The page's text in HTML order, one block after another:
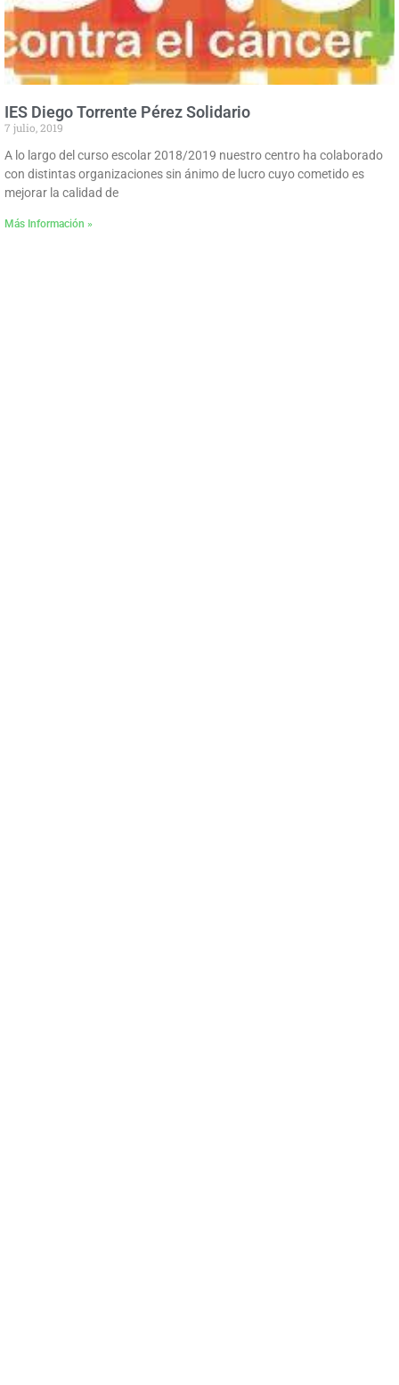
IES Diego Torrente Pérez Solidario
7 julio, 2019
A lo largo del curso escolar 2018/2019 nuestro centro ha colaborado
con distintas organizaciones sin ánimo de lucro cuyo cometido es
mejorar la calidad de
Más Información »